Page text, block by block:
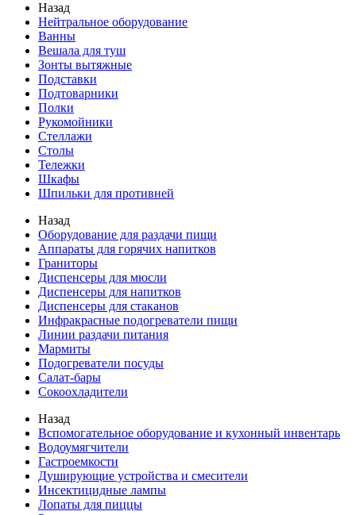
Назад
Нейтральное оборудование
Ванны
Вешала для туш
Зонты вытяжные
Подставки
Подтоварники
Полки
Рукомойники
Стеллажи
Столы
Тележки
Шкафы
Шпильки для противней
Назад
Оборудование для раздачи пищи
Аппараты для горячих напитков
Граниторы
Диспенсеры для мюсли
Диспенсеры для напитков
Диспенсеры для стаканов
Инфракрасные подогреватели пищи
Линии раздачи питания
Мармиты
Подогреватели посуды
Салат-бары
Сокоохладители
Назад
Вспомогательное оборудование и кухонный инвентарь
Водоумягчители
Гастроемкости
Душирующие устройства и смесители
Инсектицидные лампы
Лопаты для пиццы